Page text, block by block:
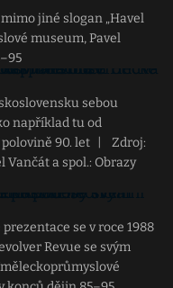
jiné slogan „Havel
museum, Pavel
sebou
například tu od
90. let
Zdroj:
a spol.: Obrazy
se v roce 1988
Revue se svým